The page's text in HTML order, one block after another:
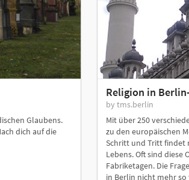
Glaubens.
dich auf die
Religion in
by tms.berlin
Mit über 250
zu den europäischen
Schritt und Tritt findet
Lebens. Oft sind
Fabriketagen. Die
in Berlin nicht mehr so